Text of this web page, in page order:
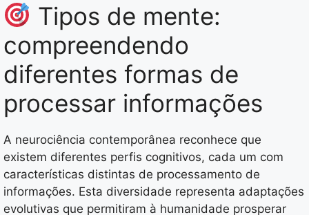
Tipos de mente:
compreendendo
diferentes formas de
processar informações
A neurociência contemporânea reconhece que
existem diferentes perfis cognitivos, cada um com
características distintas de processamento de
informações. Esta diversidade representa adaptações
evolutivas que permitiram à humanidade prosperar